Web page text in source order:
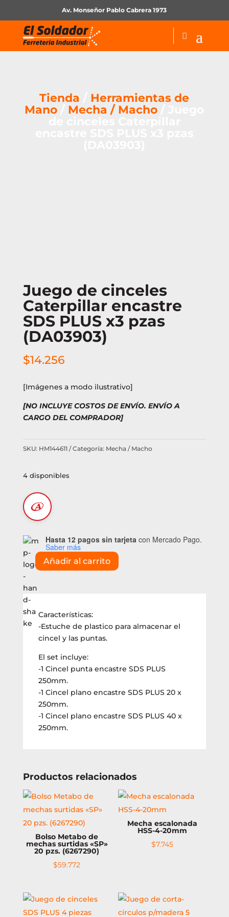
Av. Monseñor Pablo Cabrera 1973
Tienda
Herramientas de
Mano
Mecha / Macho
Juego de cinceles
Caterpillar encastre
SDS PLUS x3 pzas
(DA03903)
$14.256
[Imágenes a modo ilustrativo]
[NO INCLUYE COSTOS DE ENVÍO. ENVÍO A
CARGO DEL COMPRADOR]
SKU: HM144611 Categoría: Mecha / Macho
4 disponibles
Hasta 12 pagos sin tarjeta con Mercado Pago.
Saber más
Juego
de
cinceles
Caterpillar
encastre
SDS
PLUS
(DA03903)
cantidad
Añadir al carrito
Características:
-Estuche de plastico para almacenar el
cincel y las puntas.
El set incluye:
-1 Cincel punta encastre SDS PLUS
250mm.
-1 Cincel plano encastre SDS PLUS 20 x
250mm.
-1 Cincel plano encastre SDS PLUS 40 x
250mm.
Productos relacionados
Bolso Metabo de
mechas surtidas «SP»
20 pzs. (6267290)
$59.772
Mecha escalonada
HSS-4-20mm
$7.745